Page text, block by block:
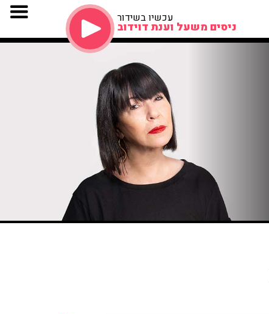
עכשיו בשידור
ניסים משעל וענת דוידוב